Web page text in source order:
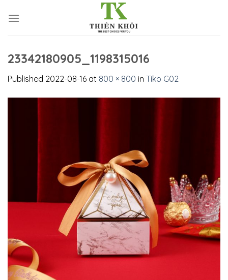
23342180905_1198315016
Published 2022-08-16 at 800 × 800 in Tiko G02